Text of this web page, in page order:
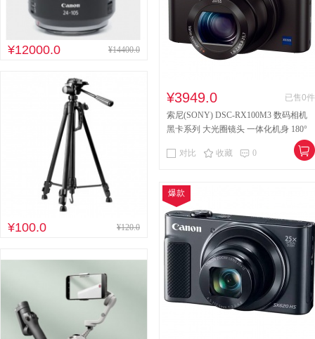
喷墨打印机 针式打印机
速印机 手电筒 热
¥12000.0 ¥14400.0
¥100.0 ¥120.0
¥3949.0
已售0件
索尼(SONY) DSC-RX100M3 数码相机
黑卡系列 大光圈镜头 一体化机身 180°
对比
收藏 0
爆款